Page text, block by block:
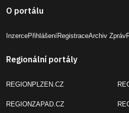
O portálu
InzercePřihlášeníRegistraceArchiv Zpráv
Regionální portály
REGIONPLZEN.CZ
REGIONZAPAD.CZ